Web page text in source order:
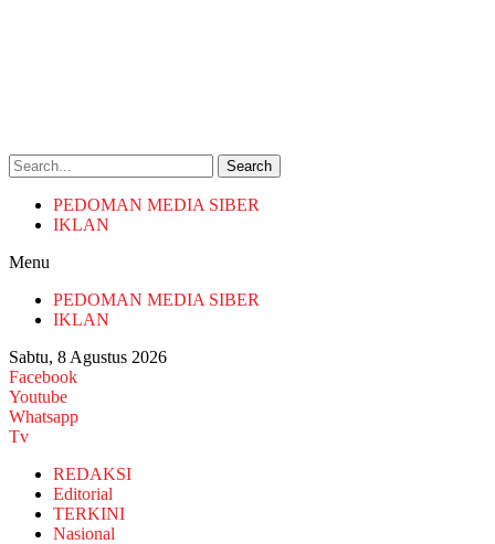
Search
PEDOMAN MEDIA SIBER
IKLAN
Menu
PEDOMAN MEDIA SIBER
IKLAN
Sabtu, 8 Agustus 2026
Facebook
Youtube
Whatsapp
Tv
REDAKSI
Editorial
TERKINI
Nasional